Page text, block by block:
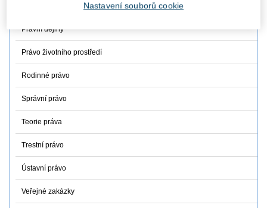
Pracovní právo a právo sociálního zabezpečení
Právní dějiny
Právo životního prostředí
Rodinné právo
Správní právo
Teorie práva
Trestní právo
Ústavní právo
Veřejné zakázky
Nastavení souborů cookie